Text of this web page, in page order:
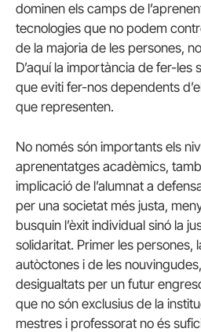
dominen els camps de
tecnologies que no podem
de la majoria de les persones,
D’aquí la importància de fer-
que eviti fer-nos dependents
que representen.
No només són importants els
aprenentatges acadèmics,
implicació de l’alumnat a
per una societat més justa,
busquin l’èxit individual sinó la
solidaritat. Primer les persones,
autòctones i de les
desigualtats per un futur
que no són exclusius de la
mestres i professorat no és